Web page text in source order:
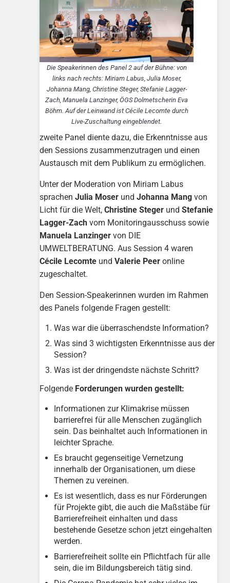
Die Speakerinnen des Panel 2 auf der Bühne: von
links nach rechts: Miriam Labus, Julia Moser,
Johanna Mang, Christine Steger, Stefanie Lagger-
Zach, Manuela Lanzinger, ÖGS Dolmetscherin Eva
Böhm. Auf der Leinwand ist Cécile Lecomte durch
Live-Zuschaltung eingeblendet.
zweite Panel diente dazu, die Erkenntnisse aus
den Sessions zusammenzutragen und einen
Austausch mit dem Publikum zu ermöglichen.
Unter der Moderation von Miriam Labus
sprachen Julia Moser undJohanna Mang von
Licht für die Welt,Christine Steger undStefanie
Lagger-Zach vom Monitoringausschuss sowie
Manuela Lanzinger von DIE
UMWELTBERATUNG. Aus Session 4 waren
Cécile Lecomte undValerie Peer online
zugeschaltet.
Den Session-Speakerinnen wurden im Rahmen
des Panels folgende Fragen gestellt:
Was war die überraschendste Information?
Was sind 3 wichtigsten Erkenntnisse aus der
Session?
Was ist der dringendste nächste Schritt?
Folgende Forderungen wurden gestellt:
Informationen zur Klimakrise müssen
barrierefrei für alle Menschen zugänglich
sein. Das beinhaltet auch Informationen in
leichter Sprache.
Es braucht gegenseitige Vernetzung
innerhalb der Organisationen, um diese
Themen zu vereinen.
Es ist wesentlich, dass es nur Förderungen
für Projekte gibt, die auch die Maßstäbe für
Barrierefreiheit einhalten und dass
bestehende Gesetze schon jetzt eingehalten
werden.
Barrierefreiheit sollte ein Pflichtfach für alle
sein, die im Bildungsbereich tätig sind.